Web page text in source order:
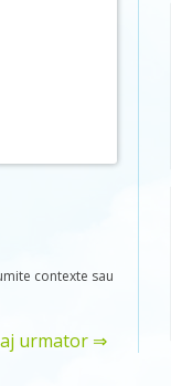
contexte sau
urmator ⇒